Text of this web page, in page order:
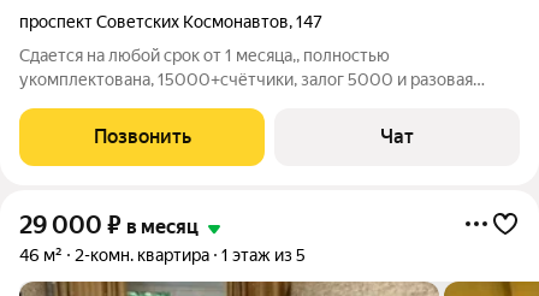
проспект Советских Космонавтов,147
Сдается на любой срок от 1 месяца,, полностью
укомплектована, 15000+счётчики, залог 5000 и разовая
Позвонить Чат
29 000 ₽ в месяц
46 м² 2-комн. квартира 1 этаж из 5